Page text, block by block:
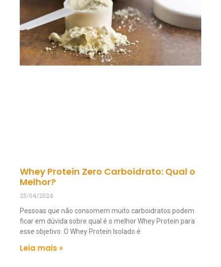
Whey Protein Zero Carboidrato: Qual o
Melhor?
25/04/2024
Pessoas que não consomem muito carboidratos podem
ficar em dúvida sobre qual é o melhor Whey Protein para
esse objetivo. O Whey Protein Isolado é
Leia mais »